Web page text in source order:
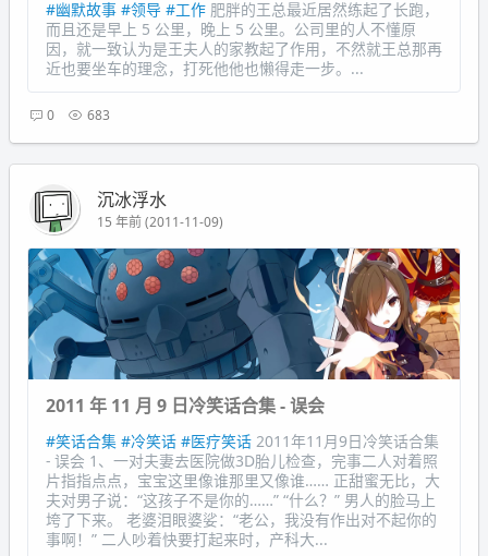
#幽默故事 #领导 #工作 肥胖的王总最近居然练起了长跑，
而且还是早上 5 公里，晚上 5 公里。公司里的人不懂原
因，就一致认为是王夫人的家教起了作用，不然就王总那再
近也要坐车的理念，打死他他也懒得走一步。...
0 683
沉冰浮水
15 年前 (2011-11-09)
2011 年 11 月 9 日冷笑话合集 - 误会
#笑话合集 #冷笑话 #医疗笑话 2011年11月9日冷笑话合集
- 误会 1、一对夫妻去医院做3D胎儿检查，完事二人对着照
片指指点点，宝宝这里像谁那里又像谁…… 正甜蜜无比，大
夫对男子说：“这孩子不是你的……” “什么？” 男人的脸马上
垮了下来。 老婆泪眼婆娑：“老公，我没有作出对不起你的
事啊！” 二人吵着快要打起来时，产科大...